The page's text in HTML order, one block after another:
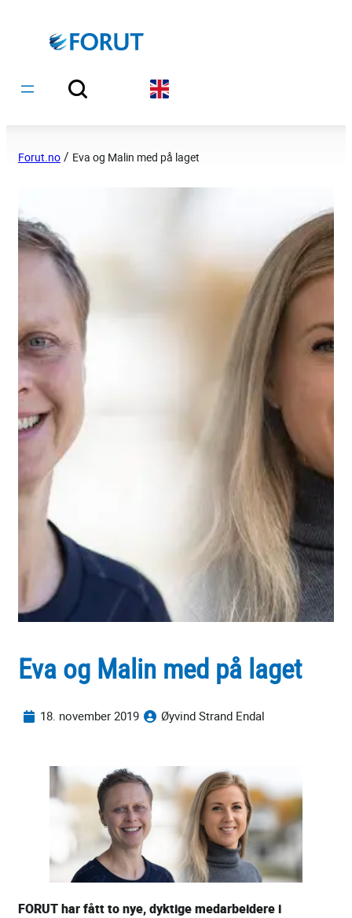
Forut.no / Eva og Malin med på laget
Eva og Malin med på laget
18. november 2019 Øyvind Strand Endal
FORUT har fått to nye, dyktige medarbeidere i